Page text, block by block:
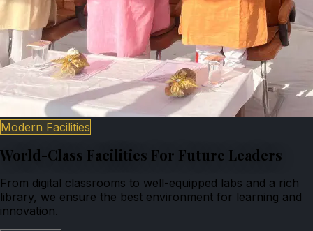
Modern Facilities
World-Class Facilities For Future Leaders
From digital classrooms to well-equipped labs and a rich
library, we ensure the best environment for learning and
innovation.